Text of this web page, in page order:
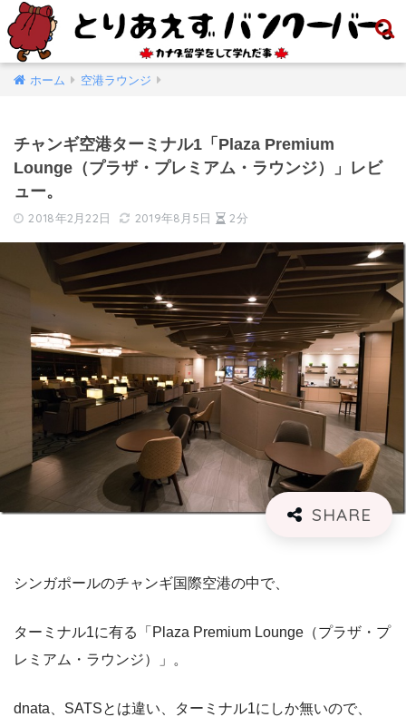
ホーム 空港ラウンジ
チャンギ空港ターミナル1「Plaza Premium
Lounge（プラザ・プレミアム・ラウンジ）」レビ
ュー。
2018年2月22日 2019年8月5日 2分
シンガポールのチャンギ国際空港の中で、
ターミナル1に有る「Plaza Premium Lounge（プラザ・プ
レミアム・ラウンジ）」。
dnata、SATSとは違い、ターミナル1にしか無いので、